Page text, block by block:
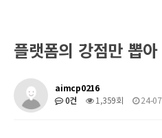
플랫폼의 강점만 뽑
aimcp0216
0건
1,359회 24-